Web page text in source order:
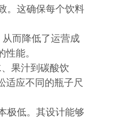
。这确保每个饮料
而降低了运营成
能。
果汁到碳酸饮
适应不同的瓶子尺
极低。其设计能够